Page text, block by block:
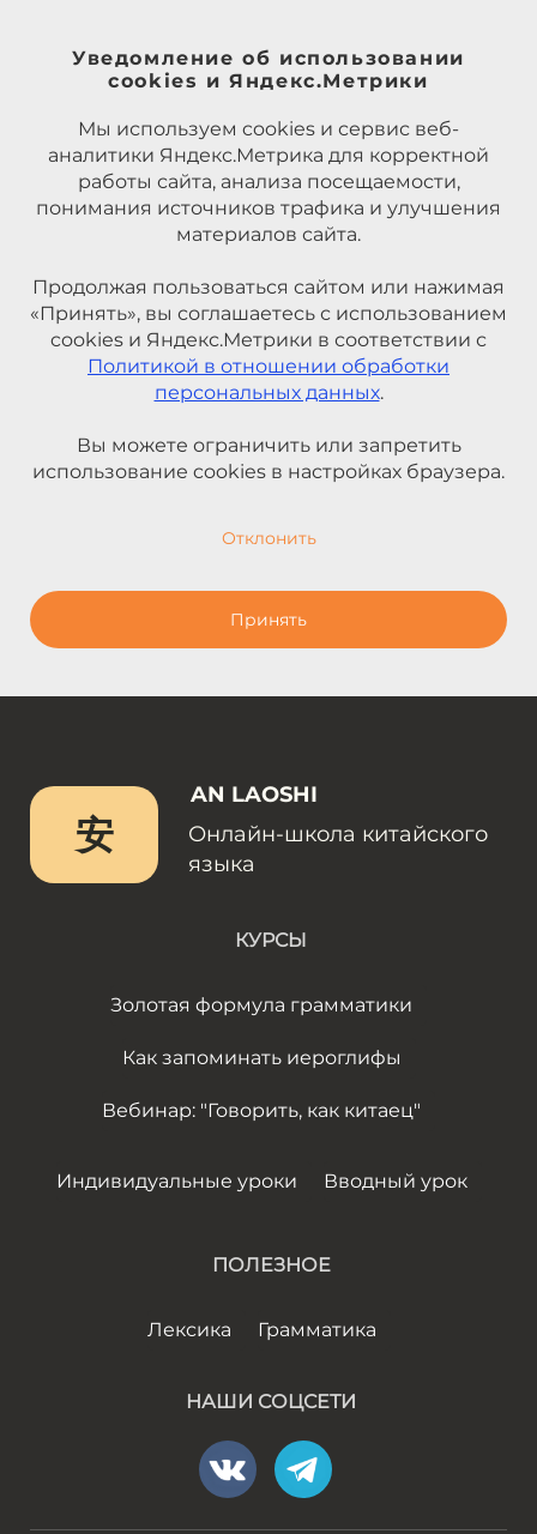
Уведомление об использовании
cookies и Яндекс.Метрики
Мы используем cookies и сервис веб-
аналитики Яндекс.Метрика для корректной
работы сайта, анализа посещаемости,
понимания источников трафика и улучшения
материалов сайта.
Продолжая пользоваться сайтом или нажимая
«Принять», вы соглашаетесь с использованием
cookies и Яндекс.Метрики в соответствии с
Политикой в отношении обработки
персональных данных.
Вы можете ограничить или запретить
использование cookies в настройках браузера.
Отклонить
Принять
安
AN LAOSHI
Онлайн-школа китайского
языка
КУРСЫ
Золотая формула грамматики
Как запоминать иероглифы
Вебинар: "Говорить, как китаец"
Индивидуальные уроки Вводный урок
ПОЛЕЗНОЕ
Лексика Грамматика
НАШИ СОЦСЕТИ